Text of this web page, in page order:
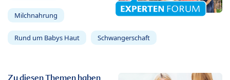
Milchnahrung
Rund um Babys Haut Schwangerschaft
Zu diesen Themen haben